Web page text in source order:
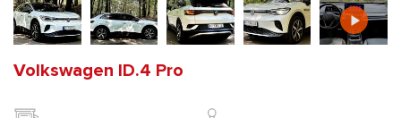
Volkswagen ID.4 Pro